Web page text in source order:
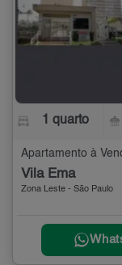
1 quarto
Apartamento à
Vila Ema
Zona Leste - São Paulo